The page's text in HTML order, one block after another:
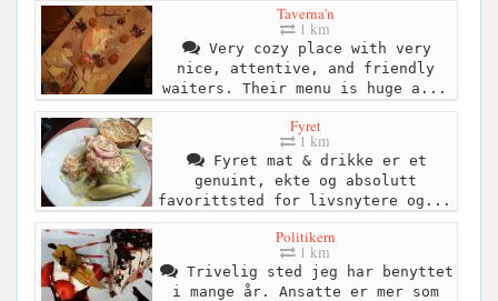
Taverna'n
1 km
Very cozy place with very
nice, attentive, and friendly
waiters. Their menu is huge a...
Fyret
1 km
Fyret mat & drikke er et
genuint, ekte og absolutt
favorittsted for livsnytere og...
Politikern
1 km
Trivelig sted jeg har benyttet
i mange år. Ansatte er mer som